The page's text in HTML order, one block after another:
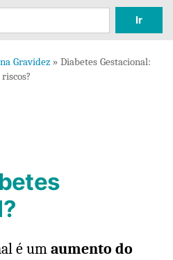
10
Diabetes
os
Gravidez » Diabetes Gestacional:
é umaumento do